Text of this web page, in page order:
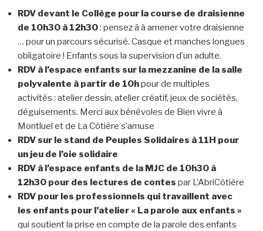
RDV devant le Collège pour la course de draisienne
de 10h30 à 12h30: pensez à à amener votre draisienne
… pour un parcours sécurisé. Casque et manches longues
obligatoire ! Enfants sous la supervision d’un adulte.
RDV à l’espace enfants sur la mezzanine de la salle
polyvalente à partir de 10hpour de multiples
activités : atelier dessin, atelier créatif, jeux de sociétés,
déguisements. Merci aux bénévoles de Bien vivre à
Montluel et de La Côtière s’amuse
RDV sur le stand de Peuples Solidaires à 11H pour
un jeu de l’oie solidaire
RDV à l’espace enfants de la MJC de 10h30 à
12h30 pour des lectures de contes par L’AbriCôtière
RDV pour les professionnels qui travaillent avec
les enfants pour l’atelier « La parole aux enfants »
qui soutient la prise en compte de la parole des enfants